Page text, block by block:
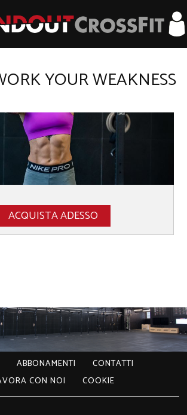
YOUR WEAKNESS
ACQUISTA ADESSO
ABBONAMENTI
CONTATTI
CON NOI
COOKIE